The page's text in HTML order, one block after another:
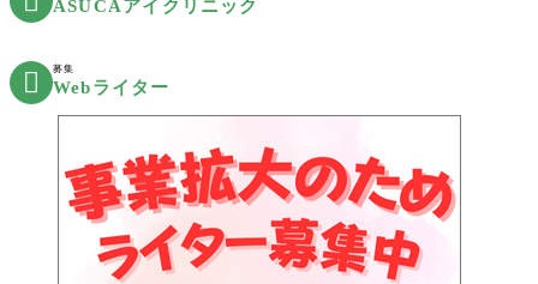
ASUCAアイクリニック
 募集
Webライター